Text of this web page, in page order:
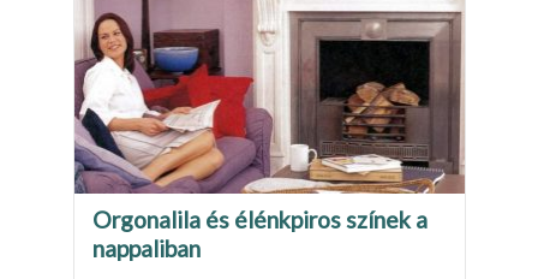
Orgonalila és élénkpiros színek a
nappaliban